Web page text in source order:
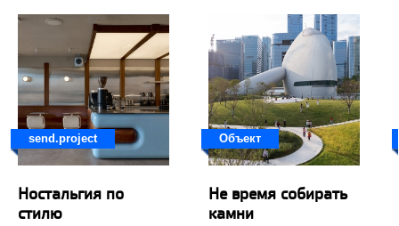
send.project
Ностальгия по
стилю
Объект
Не время собирать
камни